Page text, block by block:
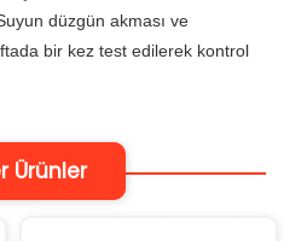
düzgün akması ve
bir kez test edilerek kontrol
Ürünler